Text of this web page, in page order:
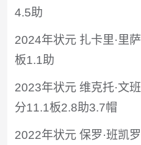
4.5助
2024年状元 扎卡里·里
板1.1助
2023年状元 维克托·文
分11.1板2.8助3.7帽
2022年状元 保罗·班凯